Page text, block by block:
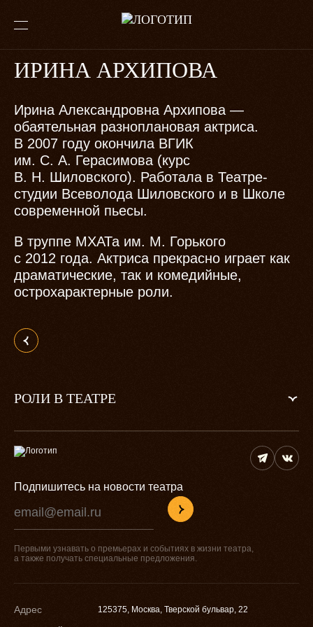
ИРИНА АРХИПОВА
Ирина Александровна Архипова —
обаятельная разноплановая актриса.
В 2007 году окончила ВГИК
им. С. А. Герасимова (курс
В. Н. Шиловского). Работала в Театре-
студии Всеволода Шиловского и в Школе
современной пьесы.
В труппе МХАТа им. М. Горького
с 2012 года. Актриса прекрасно играет как
драматические, так и комедийные,
острохарактерные роли.
РОЛИ В ТЕАТРЕ
Подпишитесь на новости театра
Первыми узнавать о премьерах и событиях в жизни театра,
а также получать специальные предложения.
Адрес 125375, Москва, Тверской бульвар, 22